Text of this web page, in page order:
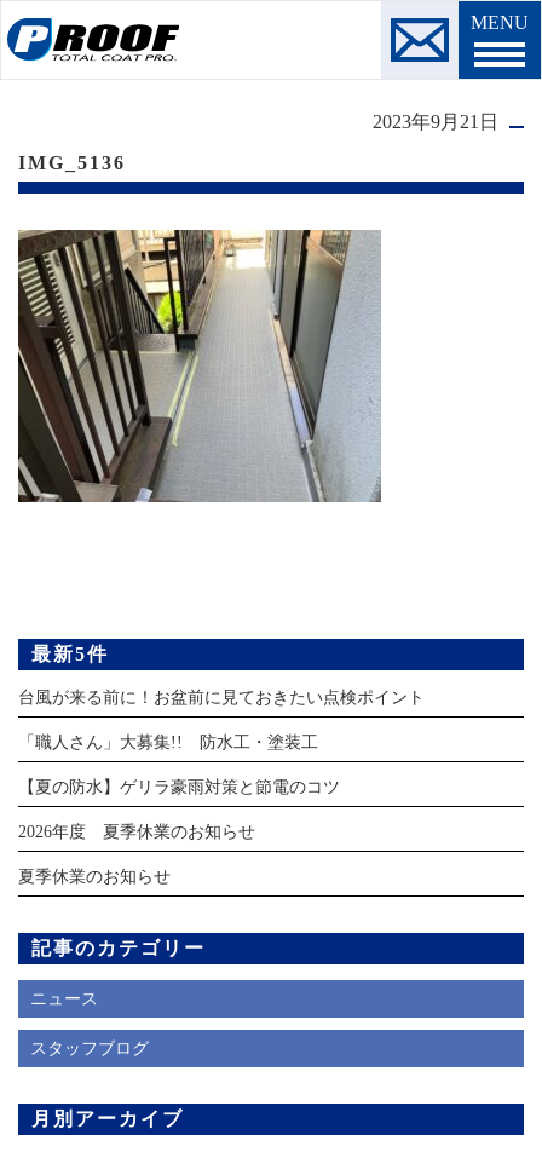
MENU
2023年9月21日
IMG_5136
最新5件
台風が来る前に！お盆前に見ておきたい点検ポイント
「職人さん」大募集!! 防水工・塗装工
【夏の防水】ゲリラ豪雨対策と節電のコツ
2026年度 夏季休業のお知らせ
夏季休業のお知らせ
記事のカテゴリー
ニュース
スタッフブログ
月別アーカイブ